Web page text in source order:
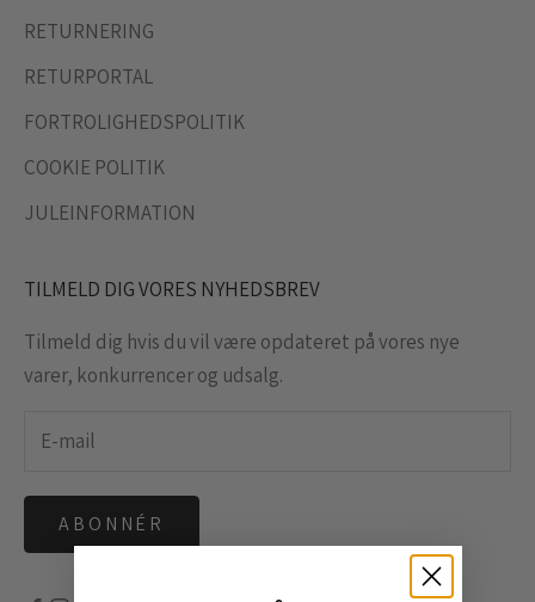
RETURNERING
RETURPORTAL
FORTROLIGHEDSPOLITIK
COOKIE POLITIK
JULEINFORMATION
TILMELD DIG VORES NYHEDSBREV
Tilmeld dig hvis du vil være opdateret på vores nye
varer, konkurrencer og udsalg.
ABONNÉR